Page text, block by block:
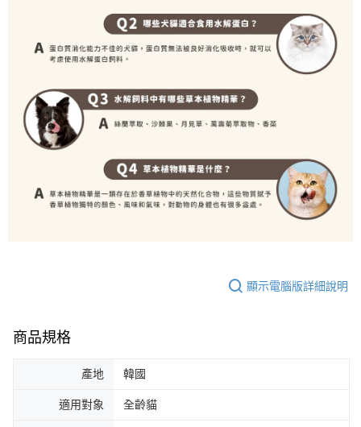
顯示電腦版詳細說明
商品規格
產地 韓國
適用對象 全齡貓